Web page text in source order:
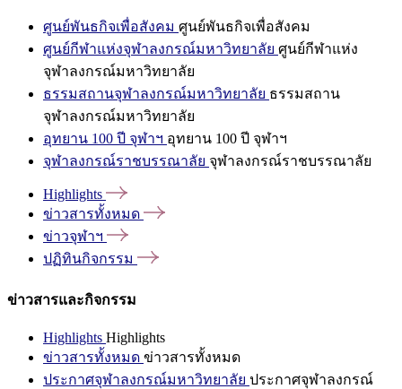
ศูนย์พันธกิจเพื่อสังคม ศูนย์พันธกิจเพื่อสังคม
ศูนย์กีฬาแห่งจุฬาลงกรณ์มหาวิทยาลัย ศูนย์กีฬาแห่ง
จุฬาลงกรณ์มหาวิทยาลัย
ธรรมสถานจุฬาลงกรณ์มหาวิทยาลัย ธรรมสถาน
จุฬาลงกรณ์มหาวิทยาลัย
อุทยาน 100 ปี จุฬาฯ อุทยาน 100 ปี จุฬาฯ
จุฬาลงกรณ์ราชบรรณาลัย จุฬาลงกรณ์ราชบรรณาลัย
Highlights
ข่าวสารทั้งหมด
ข่าวจุฬาฯ
ปฏิทินกิจกรรม
ข่าวสารและกิจกรรม
Highlights Highlights
ข่าวสารทั้งหมด ข่าวสารทั้งหมด
ประกาศจุฬาลงกรณ์มหาวิทยาลัย ประกาศจุฬาลงกรณ์